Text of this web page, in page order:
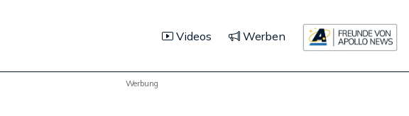
Videos Werben
Werbung